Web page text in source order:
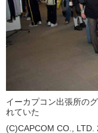
イーカプコン出張所の
れていた
(C)CAPCOM CO., LTD.